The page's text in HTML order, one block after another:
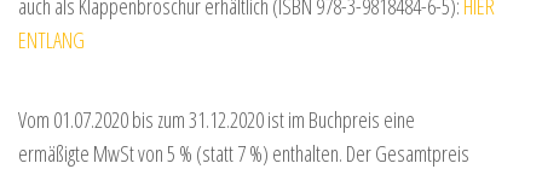
auch als Klappenbroschur erhältlich (ISBN 978-3-9818484-6-5): HIER
ENTLANG
Vom 01.07.2020 bis zum 31.12.2020 ist im Buchpreis eine
ermäßigte MwSt von 5 % (statt 7 %) enthalten. Der Gesamtpreis